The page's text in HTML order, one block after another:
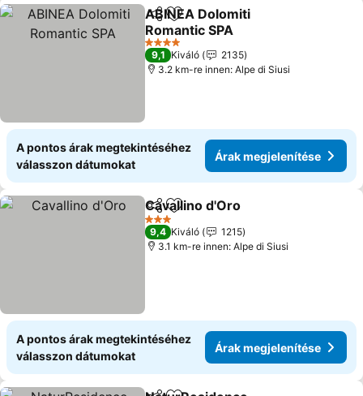
Megosztás
Hozzáadás a kedvencekhez
ABINEA Dolomiti
Romantic SPA
Árak megjelenítése
4 Kategória
9,1 Kiváló
2135
3.2 km-re innen: Alpe di Siusi
A pontos árak megtekintéséhez
válasszon dátumokat
Árak megjelenítése
MegosztásHozzáadás a kedvencekhez
Cavallino d'Oro
3 Kategória
9,4 Kiváló
1215
3.1 km-re innen: Alpe di Siusi
A pontos árak megtekintéséhez
válasszon dátumokat
Árak megjelenítése